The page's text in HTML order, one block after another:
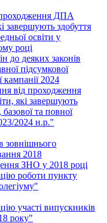
ДПА
завершують здобуття
освіти у
році
до деяких законів
підсумкової
кампанії 2024
від проходження
які завершують
базової та повної
2024 н.р."
зовнішнього
2018
ЗНО у 2018 році
роботи пункту
участі випускників
року"